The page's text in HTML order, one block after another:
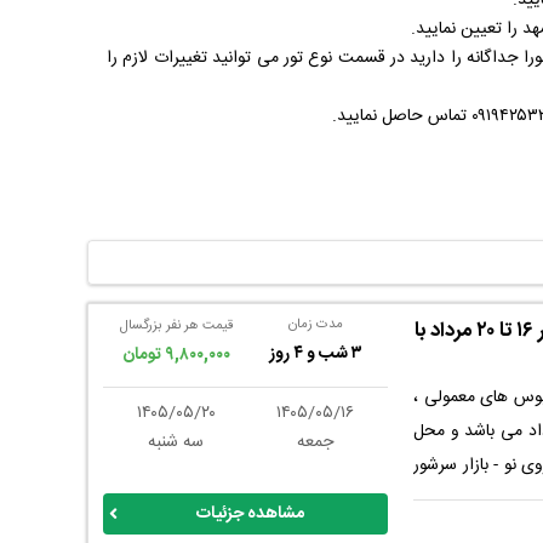
را دارید در قسمت نوع تور می توانید تغییرات لازم را
تور ارزان مشهد به صورت زمینی همدان ، در ۱۶ تا ۲۰ مرداد با
با اتوبوس های معمولی ،
تاریخ حرکت تور ۱۶ تا ۲۰ مرداد می باشد و محل
نو - بازار سرشور
تور علاوه بر در نظر
رضا(ع) ، یک تور
مدت زمان
۳ شب و ۴ روز
قیمت هر نفر بزرگسال
۹,۸۰۰,۰۰۰ تومان
۱۴۰۵/۰۵/۱۶
۱۴۰۵/۰۵/۲۰
جمعه
سه شنبه
مشاهده جزئیات